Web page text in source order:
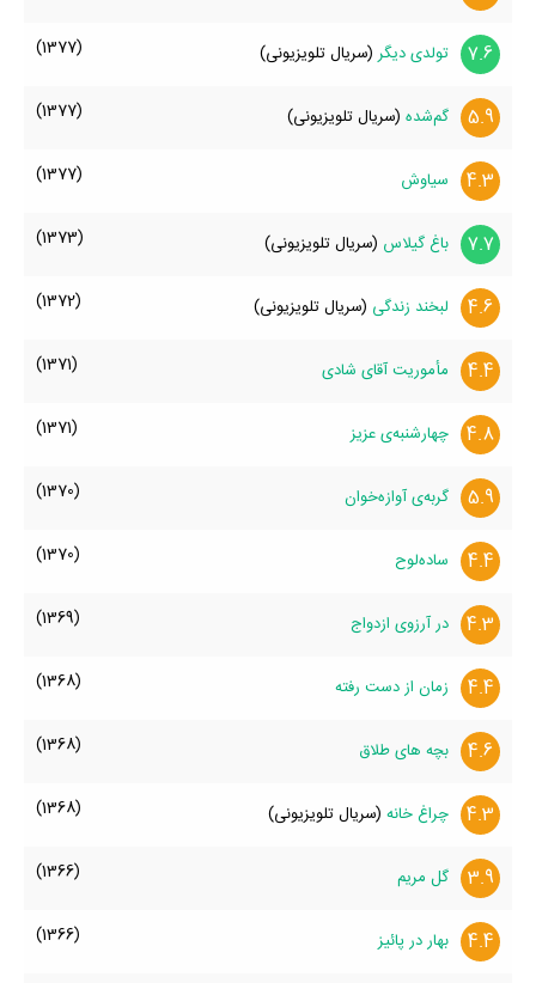
7.6 تولدی دیگر (سریال تلویزیونی) (1377)
5.9 گم‌شده (سریال تلویزیونی) (1377)
4.3 سیاوش (1377)
7.7 باغ گیلاس (سریال تلویزیونی) (1373)
4.6 لبخند زندگی (سریال تلویزیونی) (1372)
4.4 مأموریت آقای شادی (1371)
4.8 چهارشنبه‌ی عزیز (1371)
5.9 گربه‌ی آوازه‌خوان (1370)
4.4 ساده‌لوح (1370)
4.3 در آرزوی ازدواج (1369)
4.4 زمان از دست رفته (1368)
4.6 بچه های طلاق (1368)
4.3 چراغ خانه (سریال تلویزیونی) (1368)
3.9 گل مریم (1366)
4.4 بهار در پائیز (1366)